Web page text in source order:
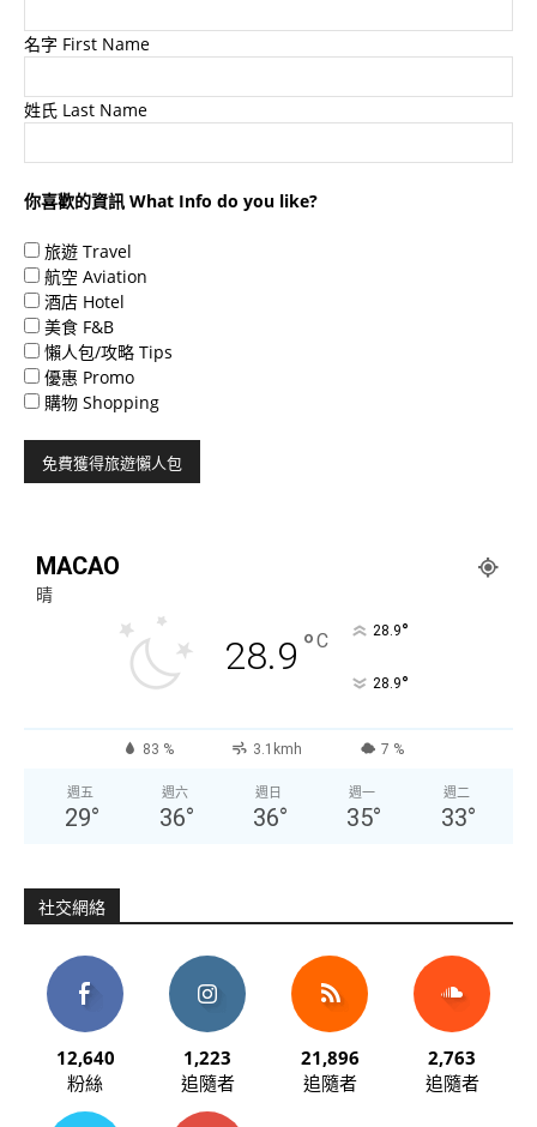
名字 First Name
姓氏 Last Name
你喜歡的資訊 What Info do you like?
旅遊 Travel
航空 Aviation
酒店 Hotel
美食 F&B
懶人包/攻略 Tips
優惠 Promo
購物 Shopping
MACAO
晴
28.9 °C 28.9°
28.9°
83 % 3.1kmh 7 %
週五
29°
週六
36°
週日
36°
週一
35°
週二
33°
社交網絡
12,640
粉絲
1,223
追隨者
21,896
追隨者
2,763
追隨者